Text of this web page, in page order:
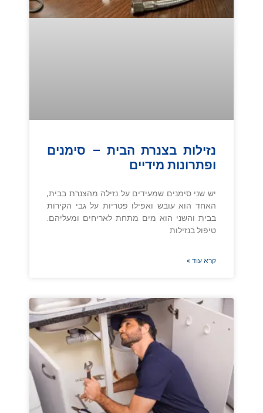
נזילות בצנרת הבית – סימנים
ופתרונות מידיים
יש שני סימנים שמעידים על נזילה מהצנרת בבית,
האחד הוא עובש ואפילו פטריות על גבי הקירות
בבית והשני הוא מים מתחת לאריחים ומעליהם.
טיפול בנזילות
קרא עוד »